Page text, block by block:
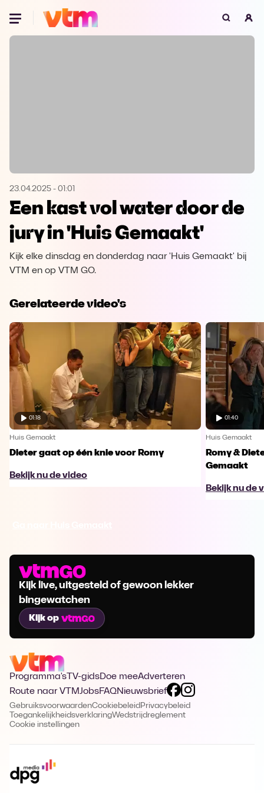
Oeps, browser niet ondersteund
Microsoft Edge Download
Opera Download
23.04.2025 - 01:01
Een kast vol water door de
jury in 'Huis Gemaakt'
Kijk elke dinsdag en donderdag naar 'Huis Gemaakt' bij
VTM en op VTM GO.
Gerelateerde video's
01:18
Huis Gemaakt
Dieter gaat op één knie voor Romy
Bekijk nu de video
01:40
Huis Gemaakt
Romy &
Gemaakt
Bekijk nu de
Kijk live, uitgesteld of gewoon lekker
bingewatchen
Kijk op
Programma's TV-gidsDoe meeAdverteren
Route naar VTMJobsFAQNieuwsbrief
GebruiksvoorwaardenCookiebeleid Privacybeleid
ToegankelijkheidsverklaringWedstrijdreglement
Cookie instellingen